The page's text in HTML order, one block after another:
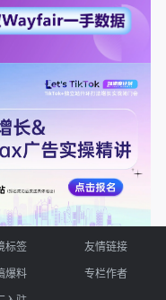
标签 友情链接
爆料 专栏作者